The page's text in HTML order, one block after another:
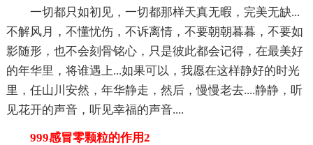
一切都只如初见，一切都那样天真无暇，完美无缺...
不解风月，不懂忧伤，不诉离情，不要朝朝暮暮，不要如
影随形，也不会刻骨铭心，只是彼此都会记得，在最美好
的年华里，将谁遇上...如果可以，我愿在这样静好的时光
里，任山川安然，年华静走，然后，慢慢老去....静静，听
见花开的声音，听见幸福的声音....
999感冒零颗粒的作用2